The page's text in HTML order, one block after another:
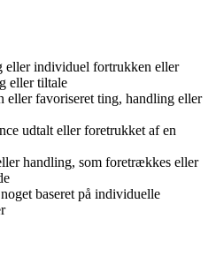
eller individuel fortrukken eller
eller tiltale
eller favoriseret ting, handling eller
udtalt eller foretrukket af en
handling, som foretrækkes eller
baseret på individuelle